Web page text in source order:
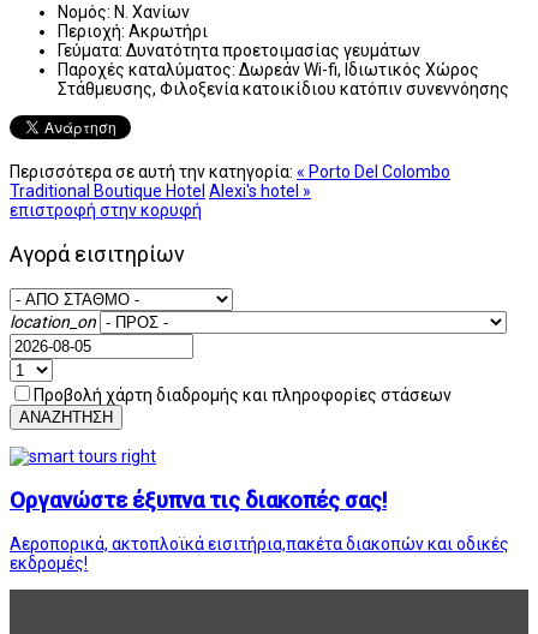
Νομός: Ν. Χανίων
Περιοχή: Ακρωτήρι
Γεύματα: Δυνατότητα προετοιμασίας γευμάτων
Παροχές καταλύματος: Δωρεάν Wi-fi, Ιδιωτικός Χώρος
Στάθμευσης, Φιλοξενία κατοικίδιου κατόπιν συνεννόησης
Περισσότερα σε αυτή την κατηγορία: « Porto Del Colombo
Traditional Boutique Hotel Alexi's hotel »
επιστροφή στην κορυφή
Αγορά εισιτηρίων
location_on
Προβολή χάρτη διαδρομής και πληροφορίες στάσεων
ΑΝΑΖΗΤΗΣΗ
Οργανώστε έξυπνα τις διακοπές σας!
Αεροπορικά, ακτοπλοϊκά εισιτήρια,πακέτα διακοπών και οδικές
εκδρομές!